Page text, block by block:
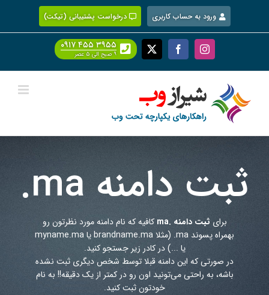
content
ورود به حساب کاربری درخواست پشتیبانی (تیکت)
Instagram
Facebook
X ۰۹۱۷ ۴۵۵ ۳۹۵۵
۹ صبح الی ۵ عصر
ثبت دامنه.ma
برای ثبت دامنه .ma
کافیه که نام دامنه مورد نظرتون رو
بهمراه پسوند .ma
(مثلا brandname.ma یا myname.ma
یا ...) در کادر زیر جستجو کنید.
در صورتی که این دامنه قبلا توسط شخص دیگری ثبت نشده
باشه، به راحتی می‌تونید اون رو در کمتر از یک دقیقه!! به نام
خودتون ثبت کنید.